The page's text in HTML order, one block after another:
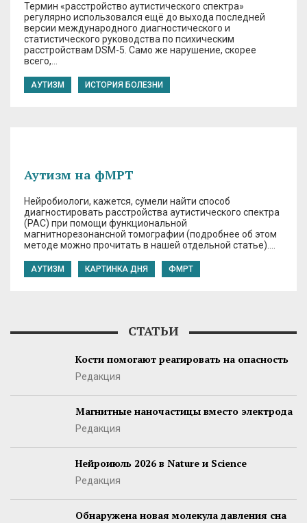
Термин «расстройство аутистического спектра»
регулярно использовался ещё до выхода последней
версии международного диагностического и
статистического руководства по психическим
расстройствам DSM-5. Само же нарушение, скорее
всего,…
АУТИЗМ ИСТОРИЯ БОЛЕЗНИ
Аутизм на фМРТ
Нейробиологи, кажется, сумели найти способ
диагностировать расстройства аутистического спектра
(РАС) при помощи функциональной
магнитнорезонансной томографии (подробнее об этом
методе можно прочитать в нашей отдельной статье)….
АУТИЗМ КАРТИНКА ДНЯ ФМРТ
СТАТЬИ
Кости помогают реагировать на опасность
Редакция
Магнитные наночастицы вместо электрода
Редакция
Нейроиюль 2026 в Nature и Science
Редакция
Обнаружена новая молекула давления сна